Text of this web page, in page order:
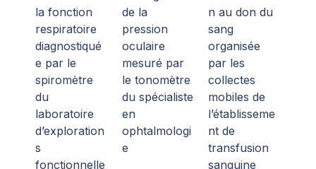
la fonction
respiratoire
diagnostiqué
e par le
spiromètre
du
laboratoire
d’exploration
s
fonctionnelle
de la
pression
oculaire
mesuré par
le tonomètre
du spécialiste
en
ophtalmologi
e
n au don du
sang
organisée
par les
collectes
mobiles de
l’établisseme
nt de
transfusion
sanguine